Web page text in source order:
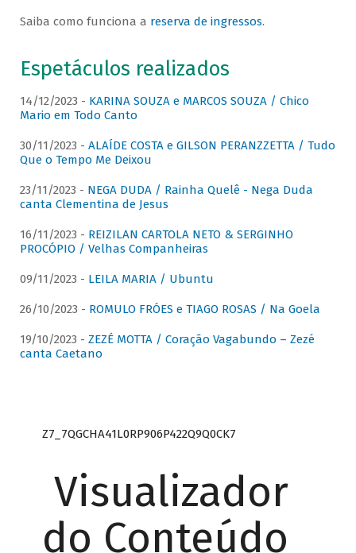
Saiba como funciona a reserva de ingressos.
Espetáculos realizados
14/12/2023 - KARINA SOUZA e MARCOS SOUZA / Chico
Mario em Todo Canto
30/11/2023 - ALAÍDE COSTA e GILSON PERANZZETTA / Tudo
Que o Tempo Me Deixou
23/11/2023 - NEGA DUDA / Rainha Quelê - Nega Duda
canta Clementina de Jesus
16/11/2023 - REIZILAN CARTOLA NETO & SERGINHO
PROCÓPIO / Velhas Companheiras
09/11/2023 - LEILA MARIA / Ubuntu
26/10/2023 - ROMULO FRÓES e TIAGO ROSAS / Na Goela
19/10/2023 - ZEZÉ MOTTA / Coração Vagabundo – Zezé
canta Caetano
Z7_7QGCHA41L0RP906P422Q9Q0CK7
Visualizador
do Conteúdo